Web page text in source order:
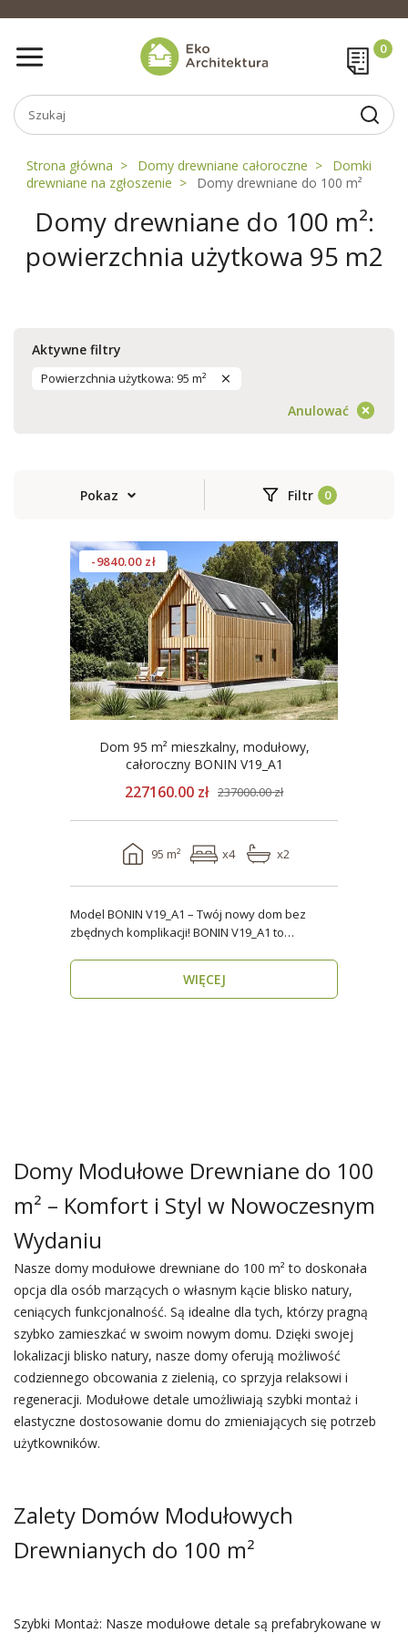
Strona główna Domy drewniane całoroczne
Domki
drewniane na zgłoszenie
Domy drewniane do 100 m²
Domy drewniane do 100 m²:
powierzchnia użytkowa 95 m2
Aktywne filtry
Powierzchnia użytkowa: 95 m²
Anulować
Pokaz Filtr
-9840.00 zł
Dom 95 m² mieszkalny, modułowy,
całoroczny BONIN V19_A1
227160.00 zł 237000.00 zł
95 m² x4 x2
Model BONIN V19_A1 – Twój nowy dom bez
zbędnych komplikacji! BONIN V19_A1 to
WIĘCEJ
Domy Modułowe Drewniane do 100
m² – Komfort i Styl w Nowoczesnym
Wydaniu
Nasze domy modułowe drewniane do 100 m² to doskonała
opcja dla osób marzących o własnym kącie blisko natury,
ceniących funkcjonalność. Są idealne dla tych, którzy pragną
szybko zamieszkać w swoim nowym domu. Dzięki swojej
lokalizacji blisko natury, nasze domy oferują możliwość
codziennego obcowania z zielenią, co sprzyja relaksowi i
regeneracji. Modułowe detale umożliwiają szybki montaż i
elastyczne dostosowanie domu do zmieniających się potrzeb
użytkowników.
Zalety Domów Modułowych
Drewnianych do 100 m²
Szybki Montaż: Nasze modułowe detale są prefabrykowane w